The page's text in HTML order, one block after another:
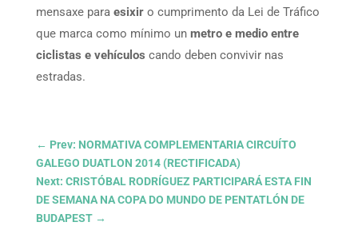
mensaxe para esixiro cumprimento da Lei de Tráfico
que marca como mínimo un metro e medio entre
ciclistas e vehículos cando deben convivir nas
estradas.
← Prev: NORMATIVA COMPLEMENTARIA CIRCUÍTO
GALEGO DUATLON 2014 (RECTIFICADA)
Next: CRISTÓBAL RODRÍGUEZ PARTICIPARÁ ESTA FIN
DE SEMANA NA COPA DO MUNDO DE PENTATLÓN DE
BUDAPEST→